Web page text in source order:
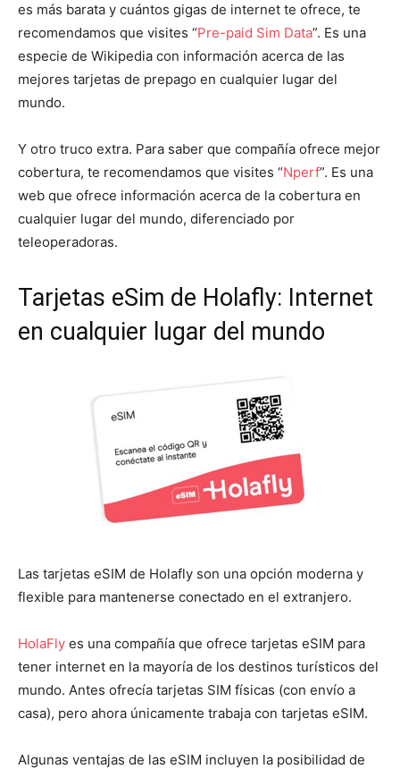
es más barata y cuántos gigas de internet te ofrece, te
recomendamos que visites “Pre-paid Sim Data”. Es una
especie de Wikipedia con información acerca de las
mejores tarjetas de prepago en cualquier lugar del
mundo.
Y otro truco extra. Para saber que compañía ofrece mejor
cobertura, te recomendamos que visites “Nperf”. Es una
web que ofrece información acerca de la cobertura en
cualquier lugar del mundo, diferenciado por
teleoperadoras.
Tarjetas eSim de Holafly: Internet
en cualquier lugar del mundo
Las tarjetas eSIM de Holafly son una opción moderna y
flexible para mantenerse conectado en el extranjero.
HolaFly es una compañía que ofrece tarjetas eSIM para
tener internet en la mayoría de los destinos turísticos del
mundo. Antes ofrecía tarjetas SIM físicas (con envío a
casa), pero ahora únicamente trabaja con tarjetas eSIM.
Algunas ventajas de las eSIM incluyen la posibilidad de